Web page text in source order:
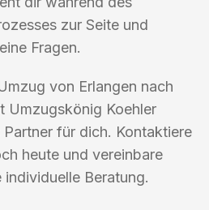
zur Seite und
Fragen.
von Erlangen nach
Umzugskönig Koehler
für dich. Kontaktiere
heute und vereinbare
individuelle Beratung.